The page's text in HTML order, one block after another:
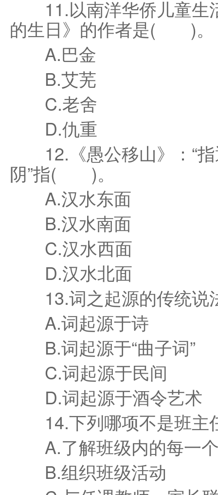
11.以南洋华侨儿童生
的生日》的作者是( )。
A.巴金
B.艾芜
C.老舍
D.仇重
12.《愚公移山》：“指
阴”指( )。
A.汉水东面
B.汉水南面
C.汉水西面
D.汉水北面
13.词之起源的传统
A.词起源于诗
B.词起源于“曲子词”
C.词起源于民间
D.词起源于酒令艺术
14.下列哪项不是班
A.了解班级内的每一
B.组织班级活动